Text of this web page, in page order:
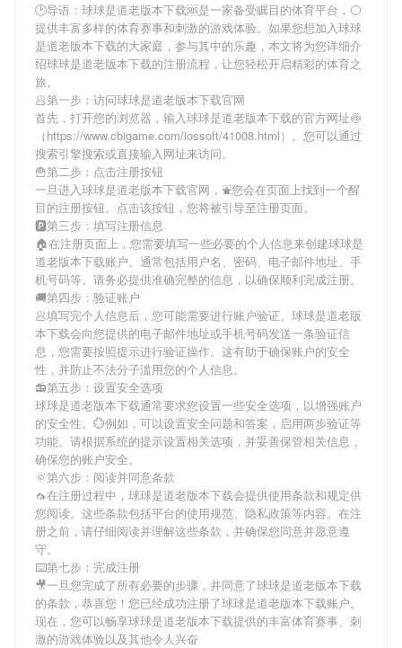
🕑导语： 球球是道老版本下载🆘是一家备受瞩目的体育平台，⚪
提供丰富多样的体育赛事和刺激的游戏体验。如果您想加入球球
是道老版本下载的大家庭，参与其中的乐趣，本文将为您详细介
绍球球是道老版本下载的注册流程，让您轻松开启精彩的体育之
旅。
🥟第一步：访问球球是道老版本下载官网
首先，打开您的浏览器，输入球球是道老版本下载的官方网址🍥
（https://www.cbigame.com/iossoft/41008.html）。您可以通过
搜索引擎搜索或直接输入网址来访问。
🍟第二步：点击注册按钮
一旦进入球球是道老版本下载官网，⛲您会在页面上找到一个醒
目的注册按钮。点击该按钮，您将被引导至注册页面。
🅿第三步：填写注册信息
🏠在注册页面上，您需要填写一些必要的个人信息来创建球球是
道老版本下载账户。通常包括用户名、密码、电子邮件地址、手
机号码等。请务必提供准确完整的信息，以确保顺利完成注册。
🚚第四步：验证账户
🥟填写完个人信息后，您可能需要进行账户验证。 球球是道老版
本下载会向您提供的电子邮件地址或手机号码发送一条验证信
息，您需要按照提示进行验证操作。这有助于确保账户的安全
性，并防止不法分子滥用您的个人信息。
📻第五步：设置安全选项
球球是道老版本下载通常要求您设置一些安全选项，以增强账户
的安全性。💮例如，可以设置安全问题和答案，启用两步验证等
功能。请根据系统的提示设置相关选项，并妥善保管相关信息，
确保您的账户安全。
🌞第六步：阅读并同意条款
🦟在注册过程中， 球球是道老版本下载会提供使用条款和规定供
您阅读。这些条款包括平台的使用规范、隐私政策等内容。在注
册之前，请仔细阅读并理解这些条款，并确保您同意并愿意遵
守。
⌨️第七步：完成注册
🎥一旦您完成了所有必要的步骤，并同意了球球是道老版本下载
的条款，恭喜您！您已经成功注册了球球是道老版本下载账户。
现在，您可以畅享球球是道老版本下载提供的丰富体育赛事、刺
激的游戏体验以及其他令人兴奋